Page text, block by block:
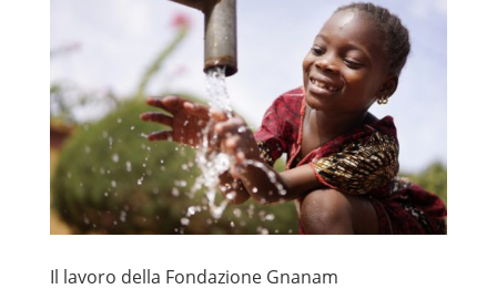
Il lavoro della Fondazione Gnanam